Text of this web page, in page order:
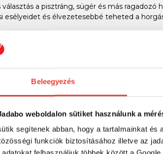
Beleegyezés
weboldalon sütiket használunk a
segítenek abban, hogy a tartalmainkat
funkciók biztosításához illetve az
választás a pisztráng, sügér és más
esélyeidet és élvezetesebbé teheted a
fényviszonyokhoz igazodó)
tartós anyagok
Alkalmas nagyobb halak fogására is
Kompakt, könnyen szállítható
Spoon Kasumi 2.8g Color 80 műcsalit,